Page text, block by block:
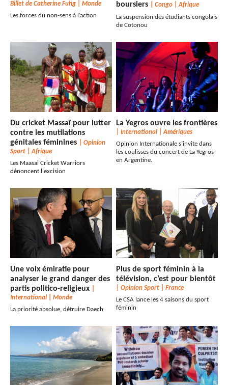
Billet de Catherine Fuhg
Monde
Les forces du non-sens à l’action
boursiers
|Congo |Afrique
La suspension des étudiants congolais
de Cotonou
Du cricket Massaï pour lutter
contre les mutilations
génitales féminines
Opinion
Sport
|Afrique
Les Maasai Cricket Warriors
dénoncent l'excision
La Yegros ouvre les frontières
|International |Amériques
Opinion Internationale s’invite dans
les coulisses du concert de La Yegros
en Argentine.
Une voix émiratie pour
analyser le grand danger des
partis politico-religieux
International
Monde
La priorité absolue, détruire Daech
Plus de sport féminin à la
télévision, c’est pour bientôt
|Opinion Sport |France
Le CSA lance les 4 saisons du sport
féminin